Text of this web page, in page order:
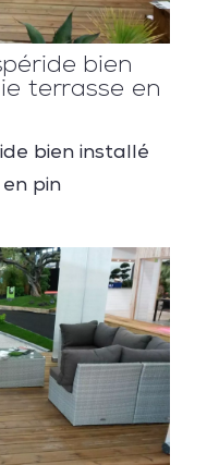
bien
terrasse en
bien installé
pin